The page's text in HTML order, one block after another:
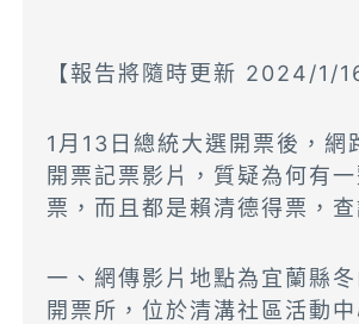
【報告將隨時更新 2024/1/
1月13日總統大選開票後，網
開票記票影片，質疑為何有
票，而且都是賴清德得票，查
一、網傳影片地點為宜蘭縣
開票所，位於清溝社區活動中